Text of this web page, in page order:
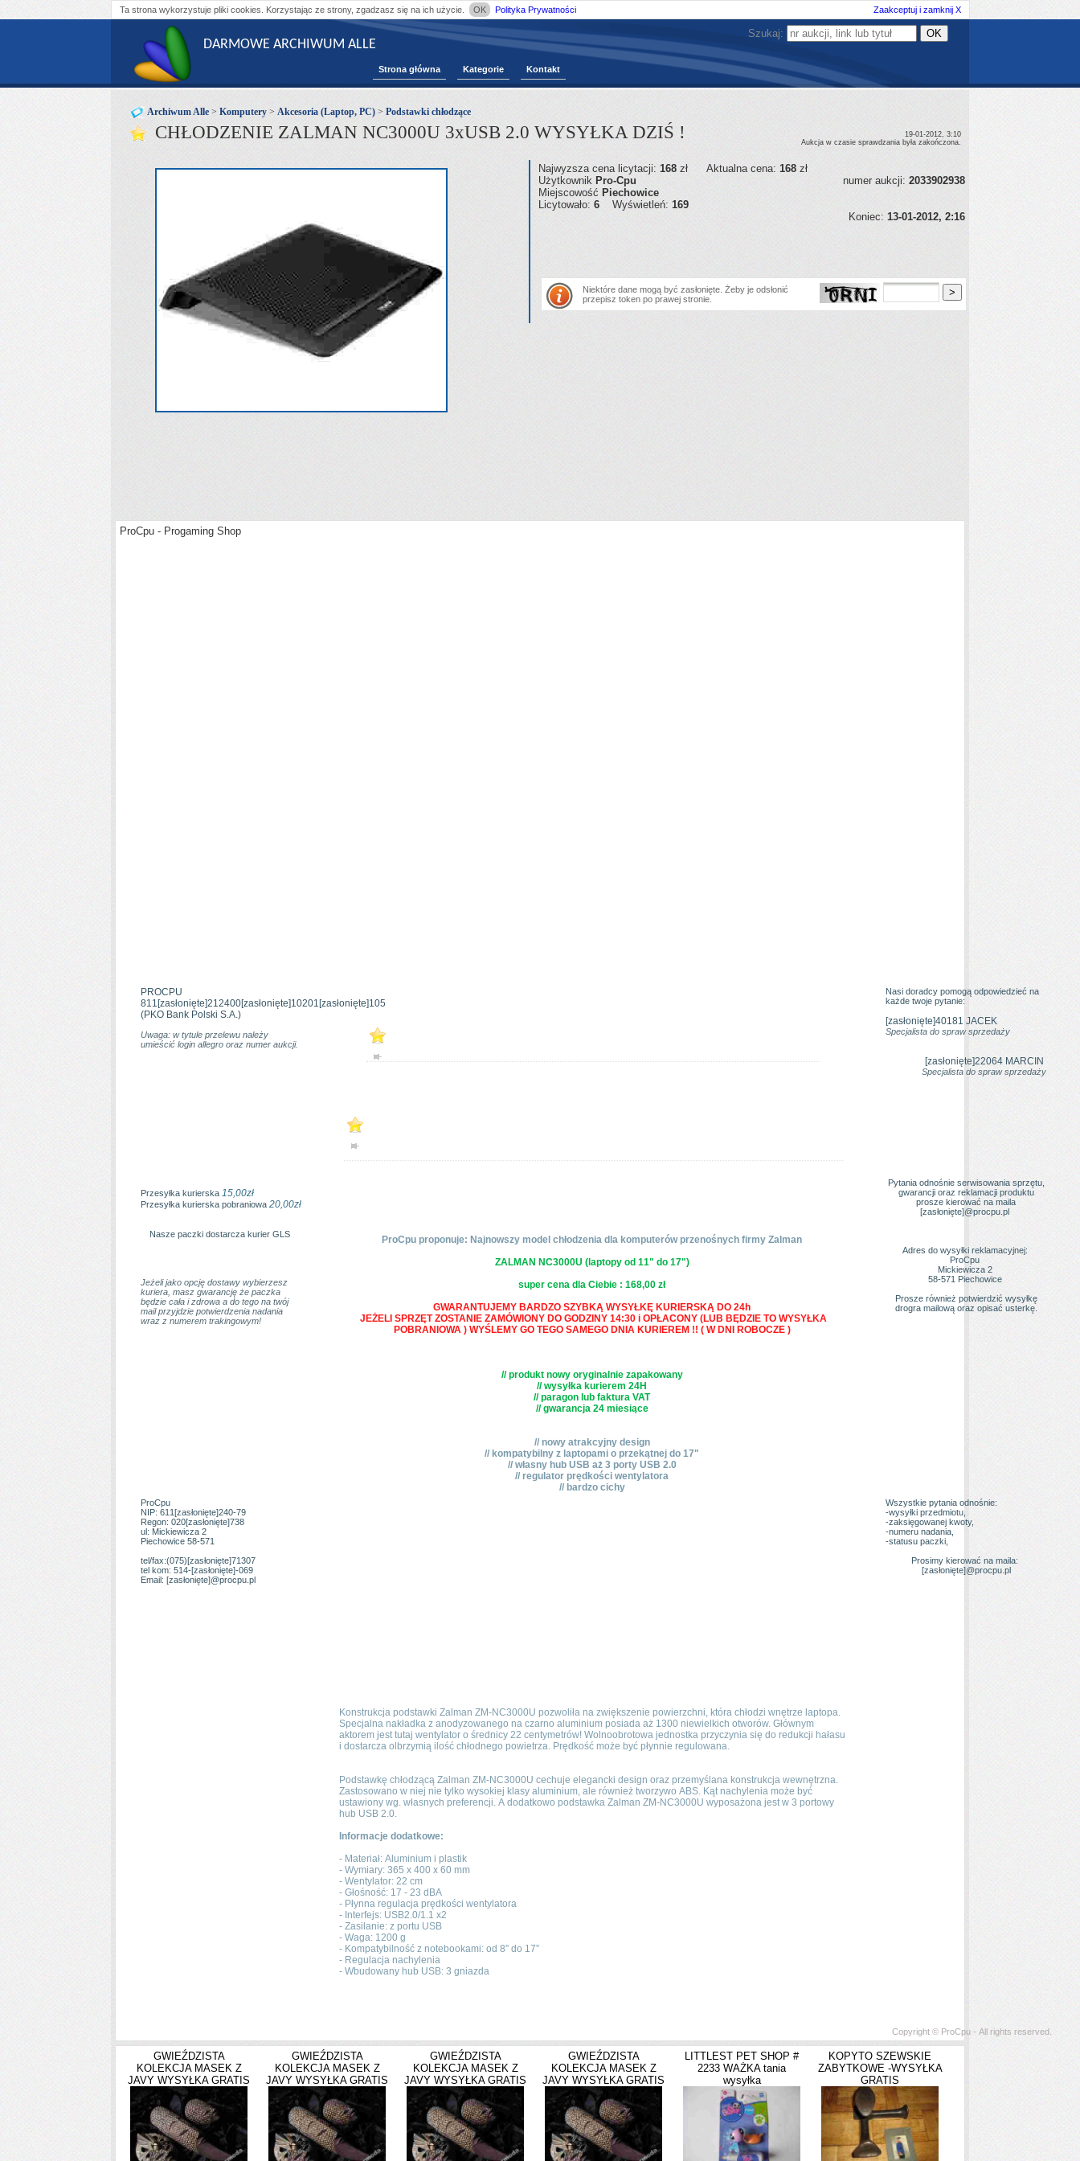
Ta strona wykorzystuje pliki cookies. Korzystając ze strony, zgadzasz się na ich użycie. OK Polityka Prywatności Zaakceptuj i zamknij X
DARMOWE ARCHIWUM ALLE
Strona główna Kategorie Kontakt
Szukaj:
Archiwum Alle > Komputery > Akcesoria (Laptop, PC) > Podstawki chłodzące
CHŁODZENIE ZALMAN NC3000U 3xUSB 2.0 WYSYŁKA DZIŚ !
19-01-2012, 3:10
Aukcja w czasie sprawdzania była zakończona.
Najwyzsza cena licytacji: 168 zł Aktualna cena: 168 zł
Użytkownik Pro-Cpu numer aukcji: 2033902938
Miejscowość Piechowice
Licytowało: 6 Wyświetleń: 169
Koniec: 13-01-2012, 2:16
Niektóre dane mogą być zasłonięte. Żeby je odsłonić
przepisz token po prawej stronie.
ProCpu - Progaming Shop
PROCPU
811 [zasłonięte]212400[zasłonięte]10201 [zasłonięte]105
(PKO Bank Polski S.A.)
Uwaga: w tytule przelewu należy
umieścić login allegro oraz numer aukcji.
Przesyłka kurierska 15,00zł
Przesyłka kurierska pobraniowa 20,00zł
Nasze paczki dostarcza kurier GLS
Jeżeli jako opcję dostawy wybierzesz
kuriera, masz gwarancję że paczka
będzie cała i zdrowa a do tego na twój
mail przyjdzie potwierdzenia nadania
wraz z numerem trakingowym!
ProCpu
NIP: 611[zasłonięte]240-79
Regon: 020[zasłonięte]738
ul: Mickiewicza 2
Piechowice 58-571
tel/fax:(075)[zasłonięte]71307
tel kom: 514-[zasłonięte]-069
Email: [zasłonięte]@procpu.pl
ProCpu proponuje: Najnowszy model chłodzenia dla komputerów przenośnych firmy Zalman
ZALMAN NC3000U (laptopy od 11" do 17")
super cena dla Ciebie : 168,00 zł
GWARANTUJEMY BARDZO SZYBKĄ WYSYŁKĘ KURIERSKĄ DO 24h
JEŻELI SPRZĘT ZOSTANIE ZAMÓWIONY DO GODZINY 14:30 i OPŁACONY (LUB BĘDZIE TO WYSYŁKA
POBRANIOWA ) WYŚLEMY GO TEGO SAMEGO DNIA KURIEREM !! ( W DNI ROBOCZE )
// produkt nowy oryginalnie zapakowany
// wysyłka kurierem 24H
// paragon lub faktura VAT
// gwarancja 24 miesiące
// nowy atrakcyjny design
// kompatybilny z laptopami o przekątnej do 17"
// własny hub USB aż 3 porty USB 2.0
// regulator prędkości wentylatora
// bardzo cichy
Konstrukcja podstawki Zalman ZM-NC3000U pozwoliła na zwiększenie powierzchni, która chłodzi wnętrze laptopa.
Specjalna nakładka z anodyzowanego na czarno aluminium posiada aż 1300 niewielkich otworów. Głównym
aktorem jest tutaj wentylator o średnicy 22 centymetrów! Wolnoobrotowa jednostka przyczynia się do redukcji hałasu
i dostarcza olbrzymią ilość chłodnego powietrza. Prędkość może być płynnie regulowana.
Podstawkę chłodzącą Zalman ZM-NC3000U cechuje elegancki design oraz przemyślana konstrukcja wewnętrzna.
Zastosowano w niej nie tylko wysokiej klasy aluminium, ale również tworzywo ABS. Kąt nachylenia może być
ustawiony wg. własnych preferencji. A dodatkowo podstawka Zalman ZM-NC3000U wyposażona jest w 3 portowy
hub USB 2.0.
Informacje dodatkowe:
- Materiał: Aluminium i plastik
- Wymiary: 365 x 400 x 60 mm
- Wentylator: 22 cm
- Głośność: 17 - 23 dBA
- Płynna regulacja prędkości wentylatora
- Interfejs: USB2.0/1.1 x2
- Zasilanie: z portu USB
- Waga: 1200 g
- Kompatybilność z notebookami: od 8” do 17”
- Regulacja nachylenia
- Wbudowany hub USB: 3 gniazda
Nasi doradcy pomogą odpowiedzieć na
każde twoje pytanie:
[zasłonięte]40181 JACEK
Specjalista do spraw sprzedaży
[zasłonięte]22064 MARCIN
Specjalista do spraw sprzedaży
Pytania odnośnie serwisowania sprzętu,
gwarancji oraz reklamacji produktu
prosze kierować na maila
[zasłonięte]@procpu.pl
Adres do wysyłki reklamacyjnej:
ProCpu
Mickiewicza 2
58-571 Piechowice
Prosze również potwierdzić wysyłkę
drogra mailową oraz opisać usterkę.
Wszystkie pytania odnośnie:
-wysyłki przedmiotu,
-zaksięgowanej kwoty,
-numeru nadania,
-statusu paczki,
Prosimy kierować na maila:
[zasłonięte]@procpu.pl
Copyright © ProCpu - All rights reserved.
GWIEŹDZISTA
KOLEKCJA MASEK Z
JAVY WYSYŁKA GRATIS
GWIEŹDZISTA
KOLEKCJA MASEK Z
JAVY WYSYŁKA GRATIS
GWIEŹDZISTA
KOLEKCJA MASEK Z
JAVY WYSYŁKA GRATIS
GWIEŹDZISTA
KOLEKCJA MASEK Z
JAVY WYSYŁKA GRATIS
LITTLEST PET SHOP #
2233 WAŻKA tania
wysyłka
KOPYTO SZEWSKIE
ZABYTKOWE -WYSYŁKA
GRATIS